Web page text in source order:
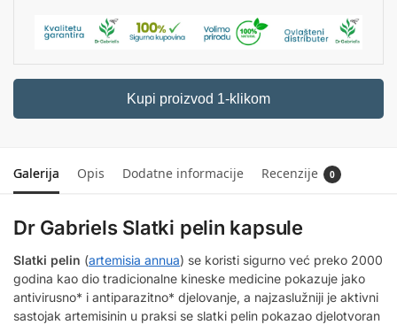
Kupi proizvod 1-klikom
Galerija Opis Dodatne informacije Recenzije 0
Dr Gabriels Slatki pelin kapsule
Slatki pelin (artemisia annua) se koristi sigurno već preko 2000
godina kao dio tradicionalne kineske medicine pokazuje jako
antivirusno* i antiparazitno* djelovanje, a najzaslužniji je aktivni
sastojak artemisinin u praksi se slatki pelin pokazao djelotvoran